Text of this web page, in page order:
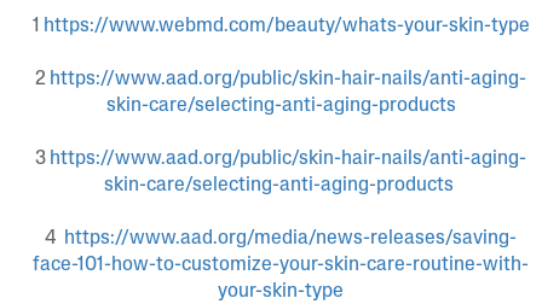
1 https://www.webmd.com/beauty/whats-your-skin-type
2 https://www.aad.org/public/skin-hair-nails/anti-aging-
skin-care/selecting-anti-aging-products
3 https://www.aad.org/public/skin-hair-nails/anti-aging-
skin-care/selecting-anti-aging-products
4 https://www.aad.org/media/news-releases/saving-
face-101-how-to-customize-your-skin-care-routine-with-
your-skin-type